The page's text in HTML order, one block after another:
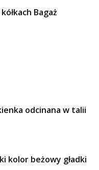
Bagaż
odcinana w talii
kolor beżowy gładki